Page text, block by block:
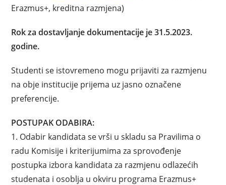
Erazmus+, kreditna razmjena)
Rok za dostavljanje dokumentacije je 31.5.2023.
godine.
Studenti se istovremeno mogu prijaviti za razmjenu
na obje institucije prijema uz jasno označene
preferencije.
POSTUPAK ODABIRA:
1. Odabir kandidata se vrši u skladu sa Pravilima o
radu Komisije i kriterijumima za sprovođenje
postupka izbora kandidata za razmjenu odlazećih
studenata i osoblja u okviru programa Erazmus+